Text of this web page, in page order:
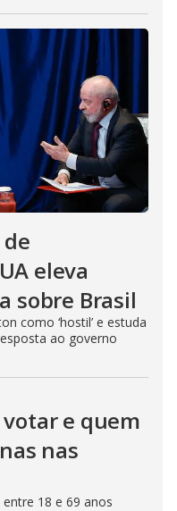
eleva
sobre Brasil
como ‘hostil’ e estuda
ao governo
e quem
nas
18 e 69 anos